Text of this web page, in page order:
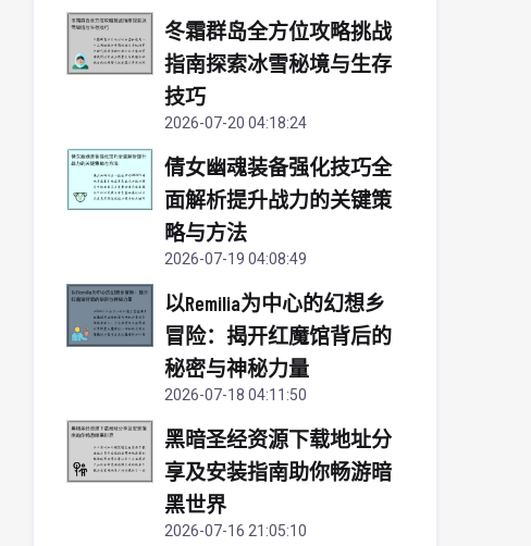
冬霜群岛全方位攻略挑战
指南探索冰雪秘境与生存
技巧
2026-07-20 04:18:24
倩女幽魂装备强化技巧全
面解析提升战力的关键策
略与方法
2026-07-19 04:08:49
以Remilia为中心的幻想乡
冒险：揭开红魔馆背后的
秘密与神秘力量
2026-07-18 04:11:50
黑暗圣经资源下载地址分
享及安装指南助你畅游暗
黑世界
2026-07-16 21:05:10